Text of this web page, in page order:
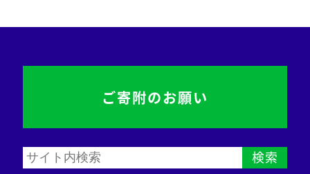
検索
ご寄附のお願い